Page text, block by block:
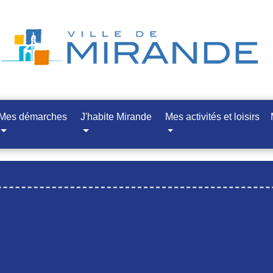
Mes démarches J'habite Mirande Mes activités et loisirs